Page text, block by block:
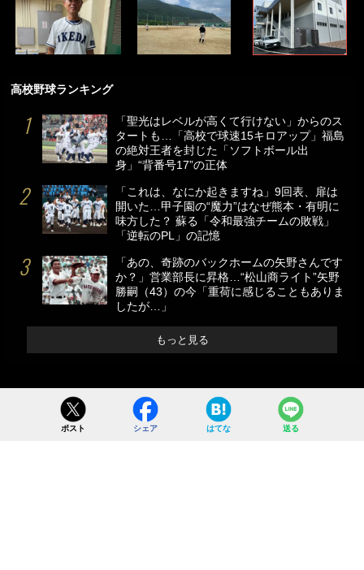
高校野球ランキング
「聖光はレベルが高くて行けない」からのス
タートも…「高校で球速15キロアップ」福島
の絶対王者を封じた「ソフトボール出
身」“背番号17”の正体
「これは、なにか起きますね」9回表、扉は
開いた…甲子園の“魔力”はなぜ熊本・有明に
味方した？ 蘇る「令和最強チームの敗戦」
「逆転のPL」の記憶
「あの、奇跡のバックホームの矢野さんです
か？」営業部長に昇格…“松山商ライト”矢野
勝嗣（43）の今「重荷に感じることもありま
したが…」
もっと見る
ポスト シェア はてな 送る